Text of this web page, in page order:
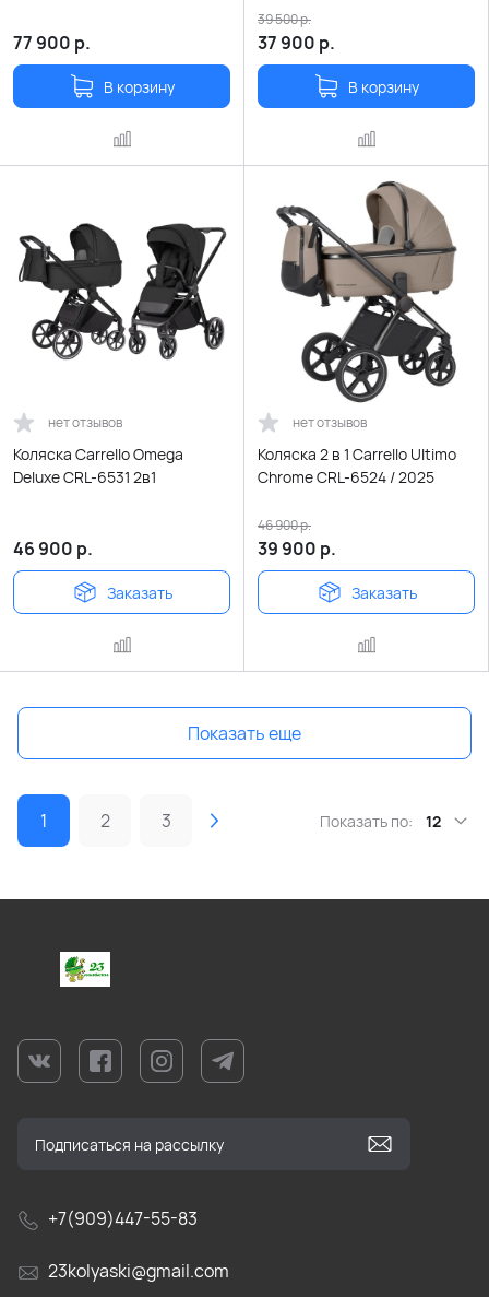
77 900 р.
В корзину
37 900 р.
39 500р.
В корзину
нет отзывов
Коляска Carrello Omega
Deluxe CRL-6531 2в1
46 900 р.
Заказать
нет отзывов
Коляска 2 в 1 Carrello Ultimo
Chrome CRL-6524 / 2025
39 900 р.
46 900р.
Заказать
Показать еще
1 2 3 Показать по: 12
+7(909)447-55-83
23kolyaski@gmail.com